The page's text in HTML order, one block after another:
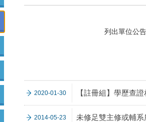
列出單位公
2020-01-30 【註冊組】學歷查
2014-05-23 未修足雙主修或輔